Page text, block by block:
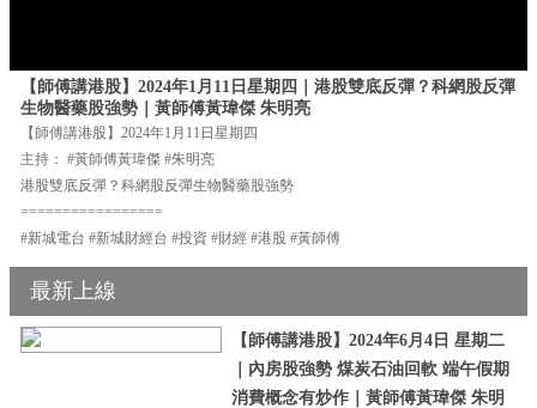
【師傅講港股】2024年1月11日星期四｜港股雙底反彈？科網股反彈
生物醫藥股強勢｜黃師傅黃瑋傑 朱明亮
【師傅講港股】2024年1月11日星期四
主持： #黃師傅黃瑋傑 #朱明亮
港股雙底反彈？科網股反彈生物醫藥股強勢
=================
#新城電台 #新城財經台 #投資 #財經 #港股 #黃師傅
最新上線
【師傅講港股】2024年6月4日 星期二
｜內房股強勢 煤炭石油回軟 端午假期
消費概念有炒作｜黃師傅黃瑋傑 朱明